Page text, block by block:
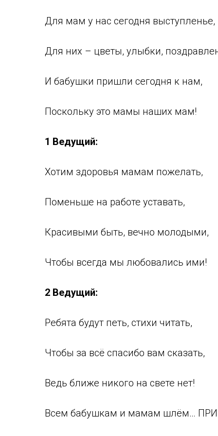
Для мам у нас сегодня выступленье,
Для них – цветы, улыбки,
И бабушки пришли сегодня к нам,
Поскольку это мамы наших мам!
1 Ведущий:
Хотим здоровья мамам пожелать,
Поменьше на работе уставать,
Красивыми быть, вечно молодыми,
Чтобы всегда мы любовались ими!
2 Ведущий:
Ребята будут петь, стихи читать,
Чтобы за всё спасибо вам сказать,
Ведь ближе никого на свете нет!
Всем бабушкам и мамам шлём…